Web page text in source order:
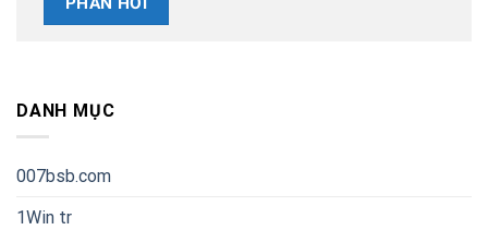
DANH MỤC
007bsb.com
1Win tr